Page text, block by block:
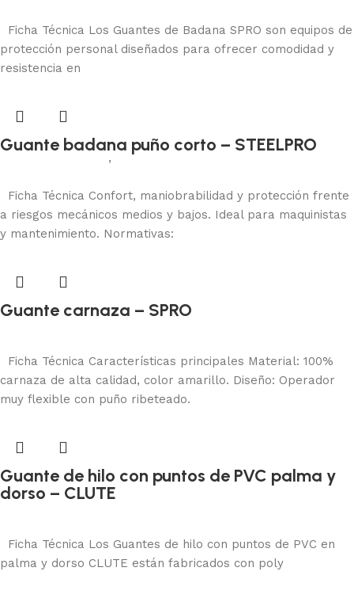
Ficha Técnica Los Guantes de Badana SPRO son equipos de
protección personal diseñados para ofrecer comodidad y
resistencia en
Guante badana puño corto – STEELPRO
,
Badana
Ficha Técnica Confort, maniobrabilidad y protección frente
a riesgos mecánicos medios y bajos. Ideal para maquinistas
y mantenimiento. Normativas:
Guante carnaza – SPRO
Ficha Técnica Características principales Material: 100%
carnaza de alta calidad, color amarillo. Diseño: Operador
muy flexible con puño ribeteado.
Guante de hilo con puntos de PVC palma y
dorso – CLUTE
Ficha Técnica Los Guantes de hilo con puntos de PVC en
palma y dorso CLUTE están fabricados con poly